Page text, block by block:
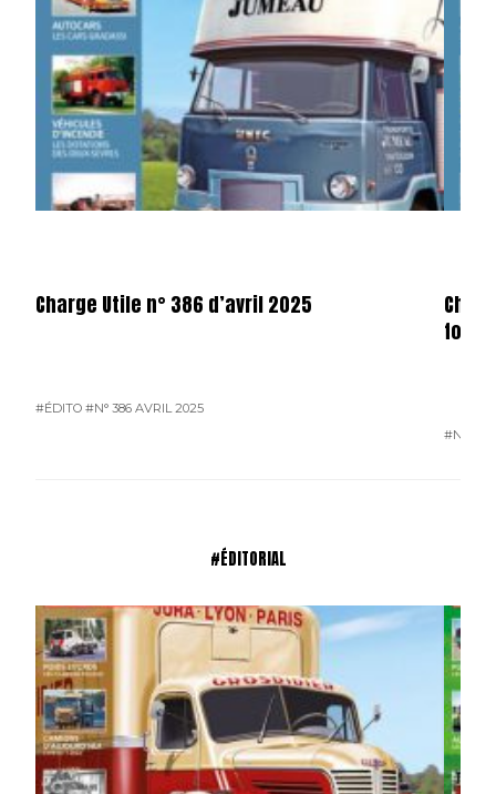
Charge Utile n° 386 d’avril 2025
#ÉDITO #N° 386 AVRIL 2025
#N° 386
#ÉDITORIAL